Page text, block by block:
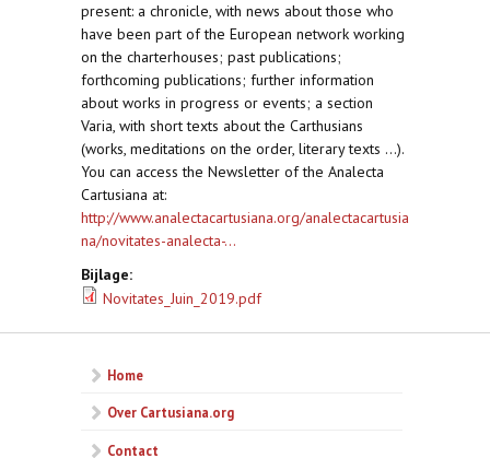
present: a chronicle, with news about those who
have been part of the European network working
on the charterhouses; past publications;
forthcoming publications; further information
about works in progress or events; a section
Varia, with short texts about the Carthusians
(works, meditations on the order, literary texts ...).
You can access the Newsletter of the Analecta
Cartusiana at:
http://www.analectacartusiana.org/analectacartusia
na/novitates-analecta-...
Bijlage:
Novitates_Juin_2019.pdf
Home
Over Cartusiana.org
Contact